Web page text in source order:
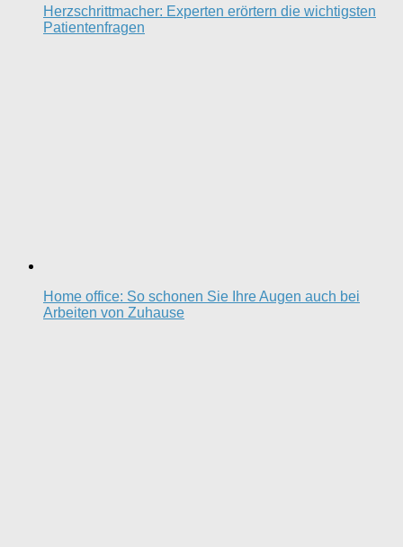
Herzschrittmacher: Experten erörtern die wichtigsten
Patientenfragen
Home office: So schonen Sie Ihre Augen auch bei
Arbeiten von Zuhause